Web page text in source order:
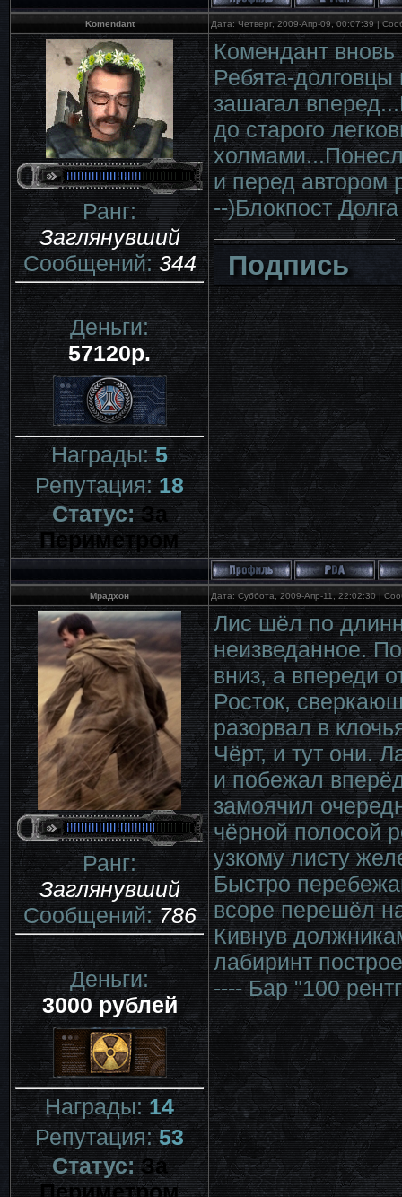
Komendant Дата: Четверг, 2009-Апр-09, 00:07:39 |
Ранг:
Заглянувший
Сообщений:344
Деньги:
57120р.
Награды:5
Репутация:18
Статус:За
Периметром
Комендант
Ребята-долговцы
зашагал
до старого
и перед автором
--)Блокпост Долга
Подпись
Мрадхон Дата: Суббота, 2009-Апр-11, 22:02:30 |
Ранг:
Заглянувший
Сообщений:786
Деньги:
3000 рублей
Награды:14
Репутация:53
Статус:За
Периметром
Лис шёл по
неизведанное.
вниз, а впереди
Росток,
разорвал в
Чёрт, и тут они.
и побежал
замоячил
чёрной полосой
узкому листу
Быстро
всоре перешёл
Кивнув
лабиринт
---- Бар "100